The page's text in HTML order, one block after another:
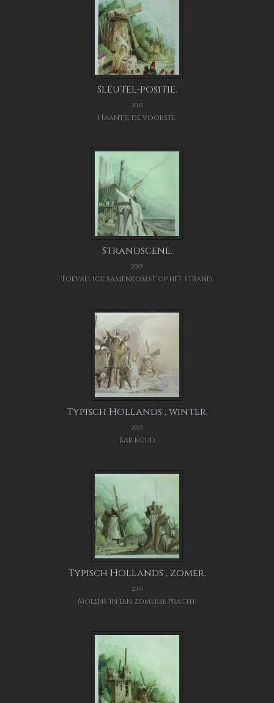
Sleutel-positie.
2015
Haantje de voorste.
Strandscene.
2015
Toevallige samenkomst op het strand.
Typisch Hollands , winter.
2015
Bar koud.
Typisch Hollands , zomer.
2015
Molens in een zomerse pracht.